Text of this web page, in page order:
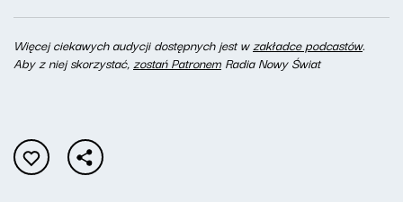
Więcej ciekawych audycji dostępnych jest wzakładce podcastów.
Aby z niej skorzystać,zostań Patronem Radia Nowy Świat